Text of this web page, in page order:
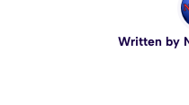
Written by